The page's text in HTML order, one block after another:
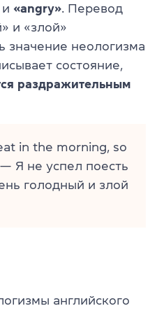
и «angry». Перевод
и «злой»
значение неологизма
состояние,
раздражительным
in the morning, so
Я не успел поесть
голодный и злой
английского